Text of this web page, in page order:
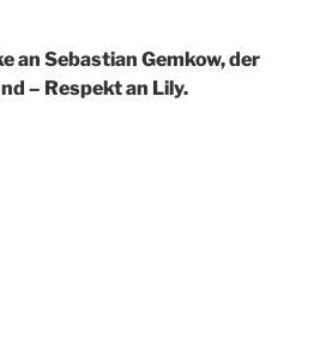
an Sebastian Gemkow, der
– Respekt an Lily.